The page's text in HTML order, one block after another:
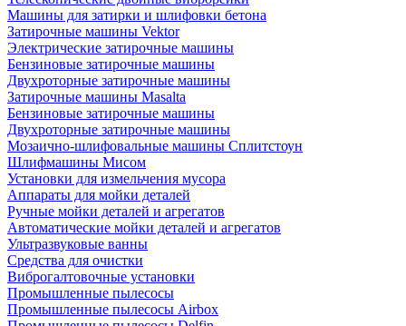
Машины для затирки и шлифовки бетона
Затирочные машины Vektor
Электрические затирочные машины
Бензиновые затирочные машины
Двухроторные затирочные машины
Затирочные машины Masalta
Бензиновые затирочные машины
Двухроторные затирочные машины
Мозаично-шлифовальные машины Сплитстоун
Шлифмашины Мисом
Установки для измельчения мусора
Аппараты для мойки деталей
Ручные мойки деталей и агрегатов
Автоматические мойки деталей и агрегатов
Ультразвуковые ванны
Средства для очистки
Виброгалтовочные установки
Промышленные пылесосы
Промышленные пылесосы Airbox